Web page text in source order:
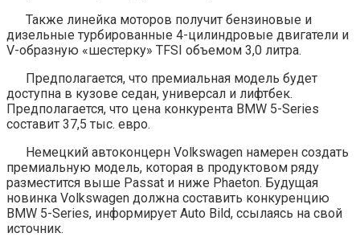
Также линейка моторов получит бензиновые и
дизельные турбированные 4-цилиндровые двигатели и
V-образную «шестерку» TFSI объемом 3,0 литра.
Предполагается, что премиальная модель будет
доступна в кузове седан, универсал и лифтбек.
Предполагается, что цена конкурента BMW 5-Series
составит 37,5 тыс. евро.
Немецкий автоконцерн Volkswagen намерен создать
премиальную модель, которая в продуктовом ряду
разместится выше Passat и ниже Phaeton. Будущая
новинка Volkswagen должна составить конкуренцию
BMW 5-Series, информирует Auto Bild, ссылаясь на свой
источник.